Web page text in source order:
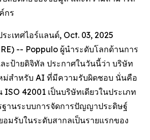
กร
ะเทศไอร์แลนด์, Oct. 03, 2025
-- Poppulo ผู้นำระดับโลกด้านการ
ะป้ายดิจิทัล ประกาศในวันนี้ว่า บริษัท
ม่สำหรับ AI ที่มีความรับผิดชอบ นั่นคือ
ISO 42001 เป็นบริษัทเดียวในประเภท
ฐานระบบการจัดการปัญญาประดิษฐ์
มรับในระดับสากลเป็นรายแรกของ